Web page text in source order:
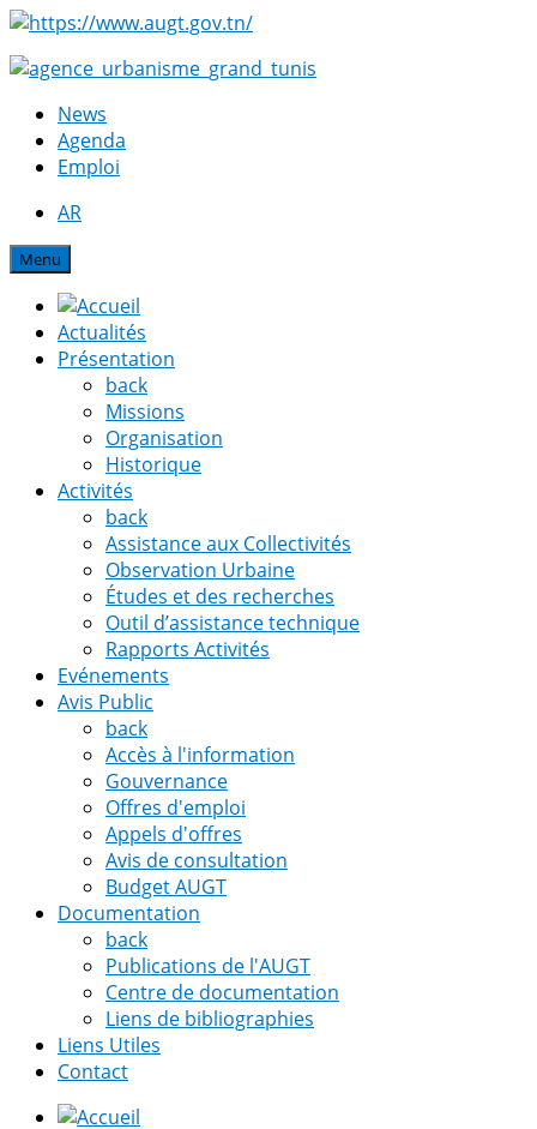
News
Agenda
Emploi
AR
Menu
Actualités
Présentation
back
Missions
Organisation
Historique
Activités
back
Assistance aux Collectivités
Observation Urbaine
Études et des recherches
Outil d’assistance technique
Rapports Activités
Evénements
Avis Public
back
Accès à l'information
Gouvernance
Offres d'emploi
Appels d'offres
Avis de consultation
Budget AUGT
Documentation
back
Publications de l'AUGT
Centre de documentation
Liens de bibliographies
Liens Utiles
Contact